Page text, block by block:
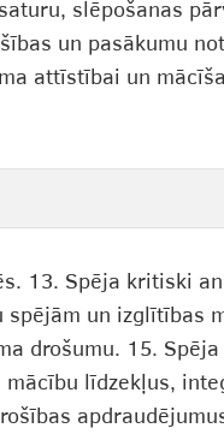
slēpošanas
un pasākumu
attīstībai un
13. Spēja kritiski
un izglītības
drošumu. 15.
līdzekļus,